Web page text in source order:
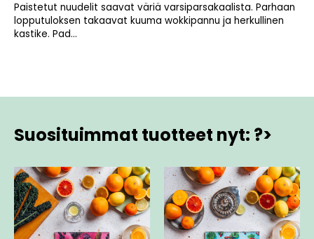
Paistetut nuudelit saavat väriä varsiparsakaalista. Parhaan
lopputuloksen takaavat kuuma wokkipannu ja herkullinen
kastike. Pad...
Suosituimmat tuotteet nyt: ?>